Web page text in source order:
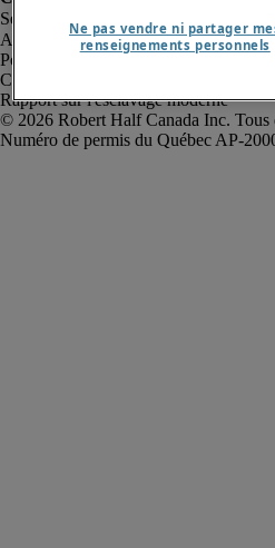
Alerte à la fraude
Politique de confidentialité
Conditions d’utilisation
Rapport sur l'esclavage moderne
Robert Half Canada Inc. Tous
Ne pas vendre ni partager
renseignements personnels